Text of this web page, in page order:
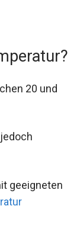
20 und
geeigneten